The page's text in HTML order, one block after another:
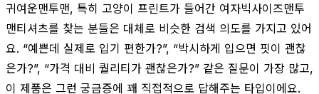
귀여운맨투맨, 특히 고양이 프린트가 들어간 여자빅사이즈맨투
맨티셔츠를 찾는 분들은 대체로 비슷한 검색 의도를 가지고 있어
요. “예쁜데 실제로 입기 편한가?”, “박시하게 입으면 핏이 괜찮
은가?”, “가격 대비 퀄리티가 괜찮은가?” 같은 질문이 가장 많고,
이 제품은 그런 궁금증에 꽤 직접적으로 답해주는 타입이에요.